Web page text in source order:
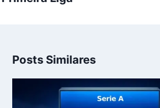
Posts Similares